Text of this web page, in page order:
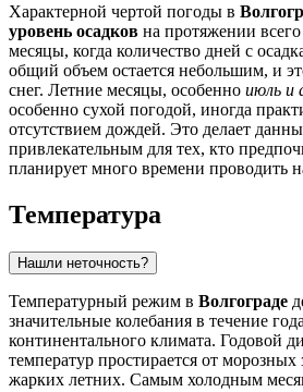
Характерной чертой погоды в
уровень осадков на протяжении
месяцы, когда количество дней с
общий объем остается небольшим, и
снег. Летние месяцы, особенно июль и
особенно сухой погодой, иногда
отсутствием дождей. Это делает
привлекательным для тех, кто
планирует много времени проводить
Температура
Нашли неточность?
Температурный режим в Волгограде
значительные колебания в течение
континентального климата. Годовой
температур простирается от
жарких летних. Самым холодным